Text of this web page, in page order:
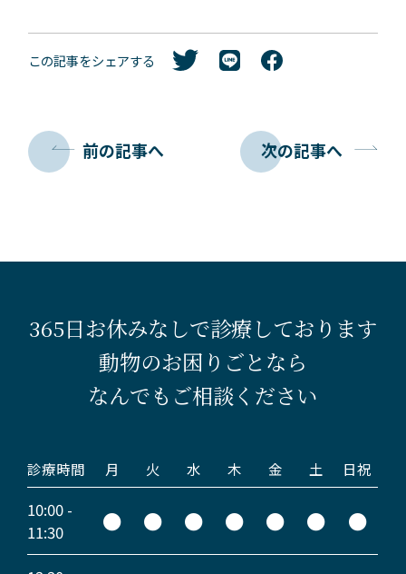
この記事をシェアする
前の記事へ 次の記事へ
365日お休みなしで診療しております
動物のお困りごとなら
なんでもご相談ください
診療時間 月 火 水 木 金 土 日祝
10:00 -
11:30
● ● ● ● ● ● ●